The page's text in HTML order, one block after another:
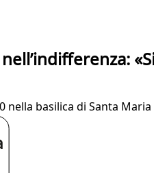
nella basilica di Santa